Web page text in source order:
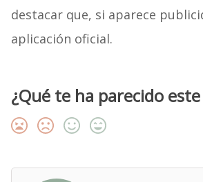
destacar que, si aparece
aplicación oficial.
¿Qué te ha parecido